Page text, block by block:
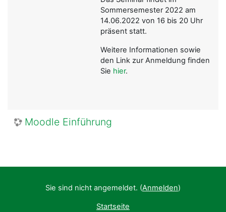
Sommersemester 2022 am
14.06.2022 von 16 bis 20 Uhr
präsent statt.
Weitere Informationen sowie
den Link zur Anmeldung finden
Sie hier.
Moodle Einführung
Sie sind nicht angemeldet. (Anmelden)
Startseite